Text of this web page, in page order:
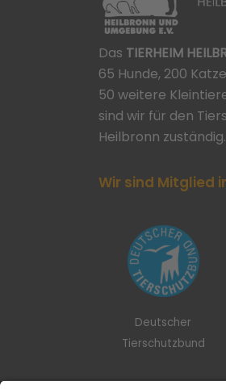
Das TIERHEIM
65 Hunde, 200
50 weitere
sind wir für den
Heilbronn zuständig.
Wir sind Mitglied
Deutscher
Tierschutzbund